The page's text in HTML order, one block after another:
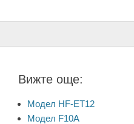
Вижте още:
Модел HF-ET12
Модел F10A